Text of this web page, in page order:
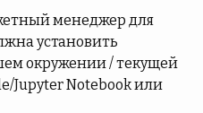
менеджер для
установить
окружении / текущей
Jupyter Notebook или